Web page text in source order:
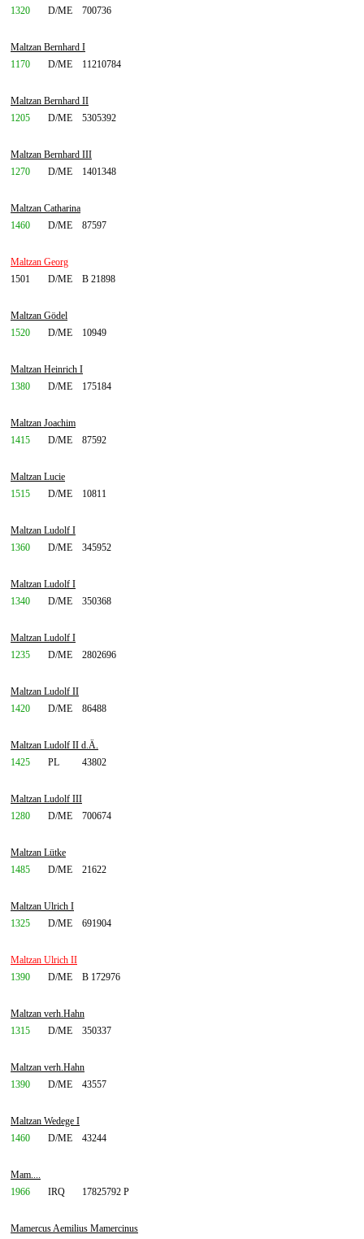
1320
D/ME 700736
Maltzan Bernhard I
1170
D/ME 11210784
Maltzan Bernhard II
1205
D/ME 5305392
Maltzan Bernhard III
1270
D/ME 1401348
Maltzan Catharina
1460
D/ME 87597
Maltzan Georg
1501
D/ME B 21898
Maltzan Gödel
1520
D/ME 10949
Maltzan Heinrich I
1380
D/ME 175184
Maltzan Joachim
1415
D/ME 87592
Maltzan Lucie
1515
D/ME 10811
Maltzan Ludolf I
1360
D/ME 345952
Maltzan Ludolf I
1340
D/ME 350368
Maltzan Ludolf I
1235
D/ME 2802696
Maltzan Ludolf II
1420
D/ME 86488
Maltzan Ludolf II d.Ä.
1425
PL 43802
Maltzan Ludolf III
1280
D/ME 700674
Maltzan Lütke
1485
D/ME 21622
Maltzan Ulrich I
1325
D/ME 691904
Maltzan Ulrich II
1390
D/ME B 172976
Maltzan verh.Hahn
1315
D/ME 350337
Maltzan verh.Hahn
1390
D/ME 43557
Maltzan Wedege I
1460
D/ME 43244
Mam....
1966
IRQ 17825792 P
Mamercus Aemilius Mamercinus